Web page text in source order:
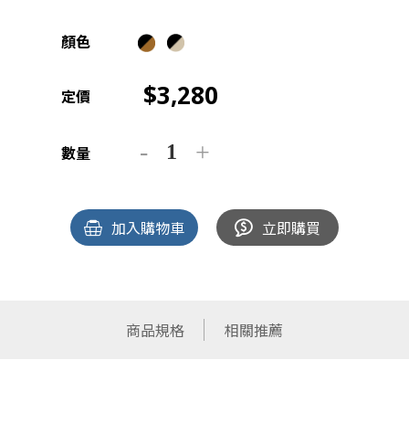
顏色
定價 3,280
數量
加入購物車 立即購買
商品規格 相關推薦